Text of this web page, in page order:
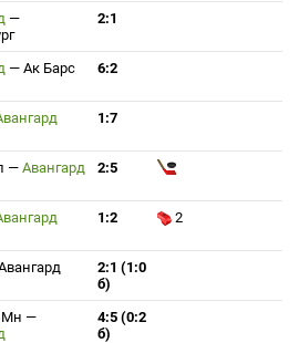
—
2:1
— Ак Барс 6:2
1:7
— Авангард 2:5
1:2 2
2:1 (1:0
б)
—
4:5 (0:2
б)